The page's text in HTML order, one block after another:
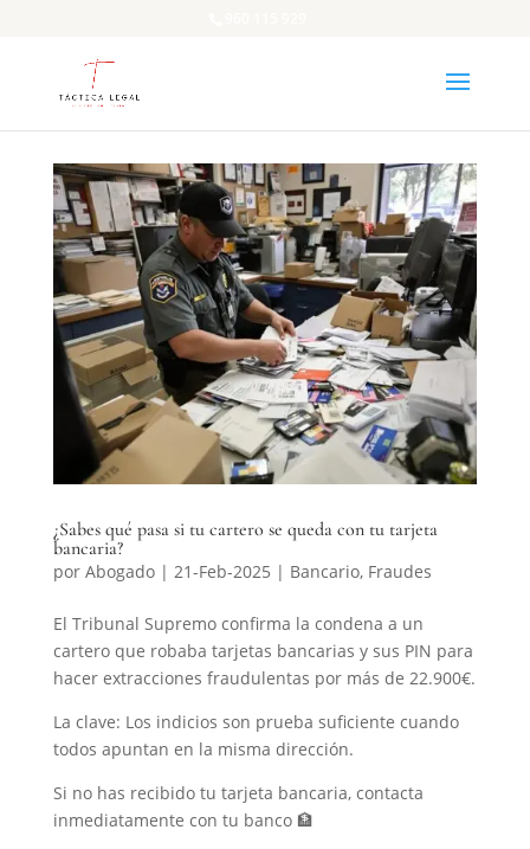
¿Sabes qué pasa si tu cartero se queda con tu tarjeta
bancaria?
por Abogado| 21-Feb-2025 | Bancario, Fraudes
El Tribunal Supremo confirma la condena a un
cartero que robaba tarjetas bancarias y sus PIN para
hacer extracciones fraudulentas por más de 22.900€.
La clave: Los indicios son prueba suficiente cuando
todos apuntan en la misma dirección.
Si no has recibido tu tarjeta bancaria, contacta
inmediatamente con tu banco 🏦